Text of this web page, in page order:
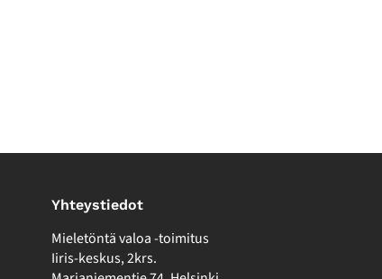
Yhteystiedot
Mieletöntä valoa -toimitus
Iiris-keskus, 2krs.